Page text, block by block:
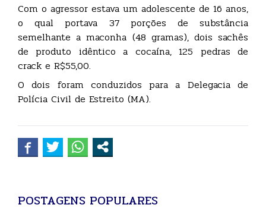
Com o agressor estava um adolescente de 16 anos,
o qual portava 37 porções de substância
semelhante a maconha (48 gramas), dois sachês
de produto idêntico a cocaína, 125 pedras de
crack e R$55,00.
O dois foram conduzidos para a Delegacia de
Polícia Civil de Estreito (MA).
POSTAGENS POPULARES